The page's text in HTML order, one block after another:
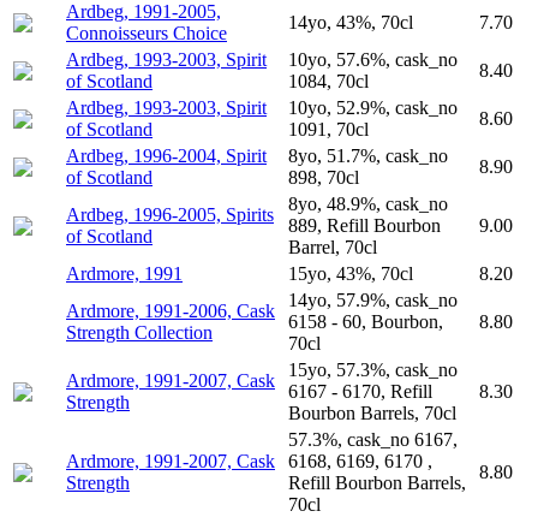
Ardbeg, 1991-2005,
Connoisseurs Choice
14yo, 43%, 70cl
7.70
Ardbeg, 1993-2003, Spirit
of Scotland
10yo, 57.6%, cask_no
1084, 70cl
8.40
Ardbeg, 1993-2003, Spirit
of Scotland
10yo, 52.9%, cask_no
1091, 70cl
8.60
Ardbeg, 1996-2004, Spirit
of Scotland
8yo, 51.7%, cask_no
898, 70cl
8.90
Ardbeg, 1996-2005, Spirits
of Scotland
8yo, 48.9%, cask_no
889, Refill Bourbon
Barrel, 70cl
9.00
Ardmore, 1991 15yo, 43%, 70cl
8.20
Ardmore, 1991-2006, Cask
Strength Collection
14yo, 57.9%, cask_no
6158 - 60, Bourbon,
70cl
8.80
Ardmore, 1991-2007, Cask
Strength
15yo, 57.3%, cask_no
6167 - 6170, Refill
Bourbon Barrels, 70cl
8.30
Ardmore, 1991-2007, Cask
Strength
57.3%, cask_no 6167,
6168, 6169, 6170 ,
Refill Bourbon Barrels,
70cl
8.80